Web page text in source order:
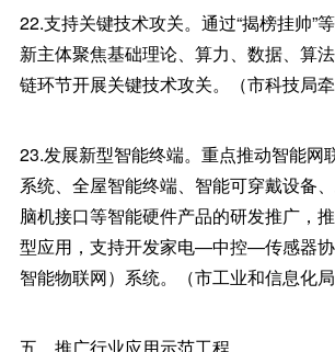
22.支持关键技术攻关。通过“揭榜挂帅”
新主体聚焦基础理论、算力、数据、算
链环节开展关键技术攻关。（市科技局牵
23.发展新型智能终端。重点推动智能网
系统、全屋智能终端、智能可穿戴设备、
脑机接口等智能硬件产品的研发推广，
型应用，支持开发家电—中控—传感器
智能物联网）系统。（市工业和信息化局